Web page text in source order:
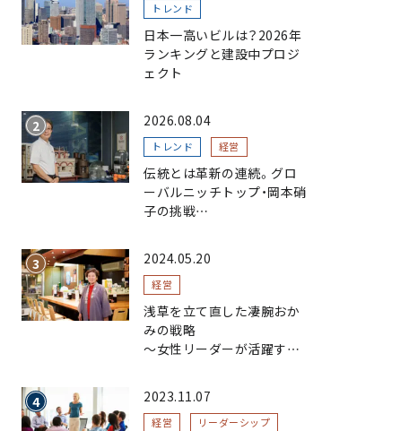
トレンド
日本一高いビルは？2026年
ランキングと建設中プロジ
ェクト
2026.08.04
トレンド 経営
伝統とは革新の連続。グロ
ーバルニッチトップ・岡本硝
子の挑戦
ラスにこだわり、ガラスを超
える経営戦略～
2024.05.20
経営
浅草を立て直した凄腕おか
みの戦略
〜女性リーダーが活躍する
2023.11.07
経営 リーダーシップ